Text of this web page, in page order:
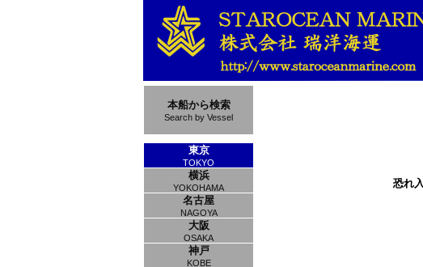
本船から検索
Search by Vessel
東京
TOKYO
横浜
YOKOHAMA
名古屋
NAGOYA
大阪
OSAKA
神戸
KOBE
恐れ